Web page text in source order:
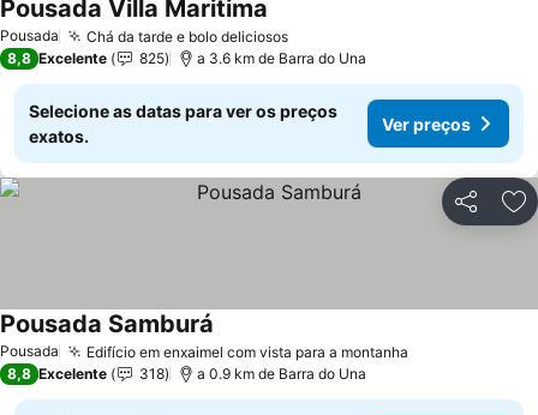
Pousada Chá da tarde e bolo deliciosos
Pousada Villa Maritima
8,8 Excelente 825 a 3.6 km de Barra do Una
Selecione as datas para ver os preços
exatos.
Ver preços
Partilhar
Pousada Edifício em enxaimel com vista para a montanha
Pousada Samburá
8,8 Excelente 318 a 0.9 km de Barra do Una